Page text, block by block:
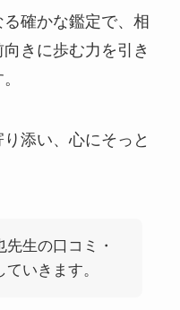
る確かな鑑定で、相
きに歩む力を引き
添い、心にそっと
生の口コミ・
いきます。